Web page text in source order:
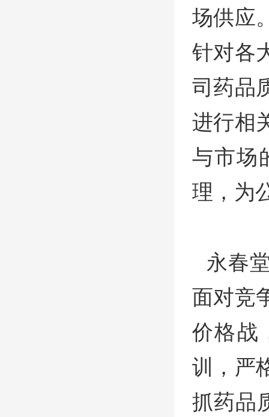
场供应
针对各
司药品
进行相
与市场
理，为
永春
面对竞
价格战
训，严
抓药品